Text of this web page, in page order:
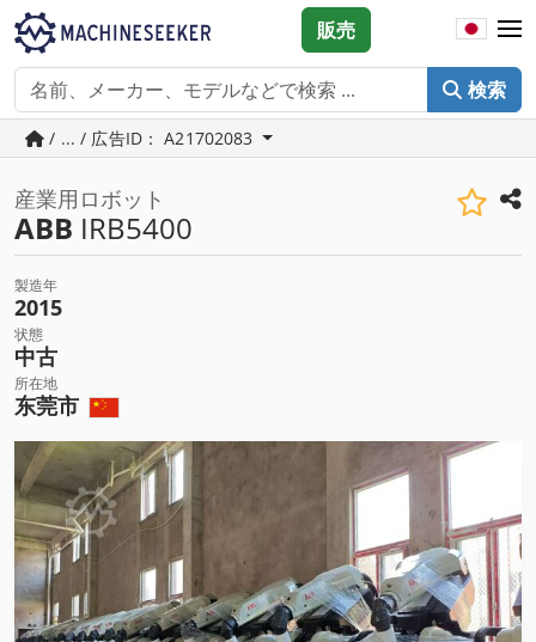
検索
販売
/ ... / 広告ID： A21702083
産業用ロボット
ABB IRB5400
製造年
2015
状態
中古
所在地
东莞市